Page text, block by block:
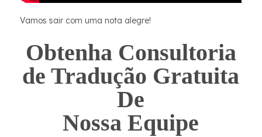
Vamos sair com uma nota alegre!
Obtenha Consultoria
de Tradução Gratuita
De
Nossa Equipe